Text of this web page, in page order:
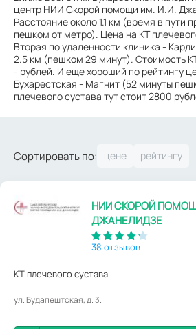
центр НИИ Скорой помощи им. И.И.
Расстояние около 1.1 км (время в пути
пешком от метро). Цена на КТ
Вторая по удаленности клиника -
2.5 км (пешком 29 минут). Стоимость
- рублей. И еще хороший по рейтингу
Бухарестская - Магнит (52 минуты
плечевого сустава тут стоит 2800
Сортировать по:
НИИ СКОРОЙ
ДЖАНЕЛИДЗЕ
38 отзывов
КТ плечевого сустава
ул. Будапештская, д. 3.